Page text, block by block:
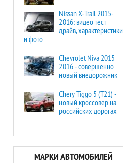
Nissan X-Trail 2015-
2016: видео тест
драйв, характеристики
и фото
Chevrolet Niva 2015
2016 - совершенно
новый внедорожник
Chery Tiggo 5 (T21) -
новый кроссовер на
российских дорогах
МАРКИ АВТОМОБИЛЕЙ